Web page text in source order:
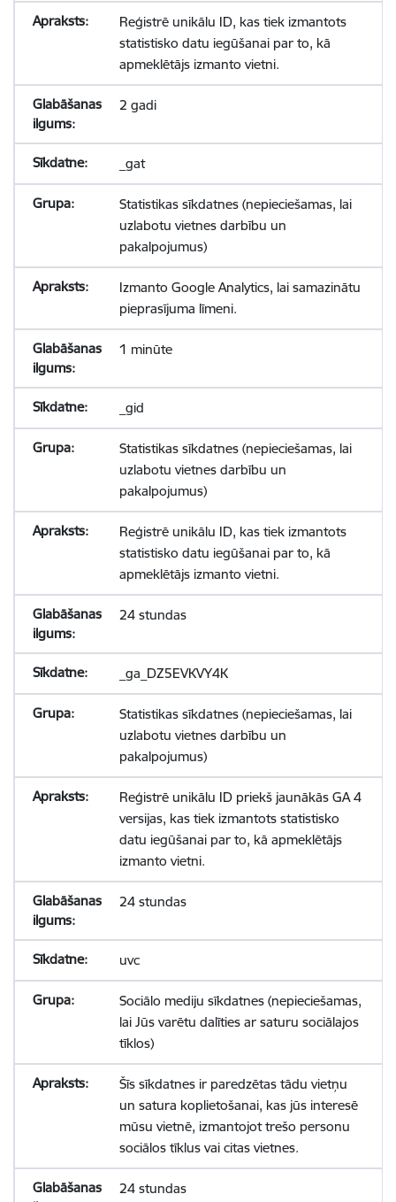
Reģistrē unikālu ID, kas tiek izmantots
statistisko datu iegūšanai par to, kā
apmeklētājs izmanto vietni.
2 gadi
_gat
Statistikas sīkdatnes (nepieciešamas, lai
uzlabotu vietnes darbību un
pakalpojumus)
Izmanto Google Analytics, lai samazinātu
pieprasījuma līmeni.
1 minūte
_gid
Statistikas sīkdatnes (nepieciešamas, lai
uzlabotu vietnes darbību un
pakalpojumus)
Reģistrē unikālu ID, kas tiek izmantots
statistisko datu iegūšanai par to, kā
apmeklētājs izmanto vietni.
24 stundas
_ga_DZ5EVKVY4K
Statistikas sīkdatnes (nepieciešamas, lai
uzlabotu vietnes darbību un
pakalpojumus)
Reģistrē unikālu ID priekš jaunākās GA 4
versijas, kas tiek izmantots statistisko
datu iegūšanai par to, kā apmeklētājs
izmanto vietni.
24 stundas
uvc
Sociālo mediju sīkdatnes (nepieciešamas,
lai Jūs varētu dalīties ar saturu sociālajos
tīklos)
Šīs sīkdatnes ir paredzētas tādu vietņu
un satura koplietošanai, kas jūs interesē
mūsu vietnē, izmantojot trešo personu
sociālos tīklus vai citas vietnes.
24 stundas